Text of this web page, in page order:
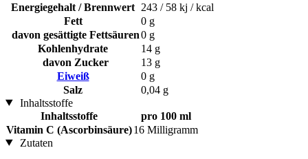
Energiegehalt / Brennwert 243 / 58 kj / kcal
Fett
0 g
davon gesättigte Fettsäuren0 g
Kohlenhydrate
14 g
davon Zucker
13 g
Eiweiß
0 g
Salz
0,04 g
Inhaltsstoffe
Inhaltsstoffe
pro 100 ml
Vitamin C (Ascorbinsäure)16 Milligramm
Zutaten